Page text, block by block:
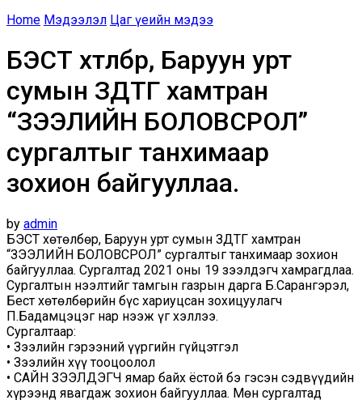
Home Мэдээлэл Цаг үеийн мэдээ
БЭСТ хөтөлбөр, Баруун урт
сумын ЗДТГ хамтран
“ЗЭЭЛИЙН БОЛОВСРОЛ”
сургалтыг танхимаар
зохион байгууллаа.
by admin
БЭСТ хөтөлбөр, Баруун урт сумын ЗДТГ хамтран
“ЗЭЭЛИЙН БОЛОВСРОЛ” сургалтыг танхимаар зохион
байгууллаа. Сургалтад 2021 оны 19 зээлдэгч хамрагдлаа.
Сургалтын нээлтийг тамгын газрын дарга Б.Сарангэрэл,
Бест хөтөлбөрийн бүс хариуцсан зохицуулагч
П.Бадамцэцэг нар нээж үг хэллээ.
Сургалтаар:
• Зээлийн гэрээний үүргийн гүйцэтгэл
• Зээлийн хүү тооцоолол
• САЙН ЗЭЭЛДЭГЧ ямар байх ёстой бэ гэсэн сэдвүүдийн
хүрээнд явагдаж зохион байгууллаа. Мөн сургалтад